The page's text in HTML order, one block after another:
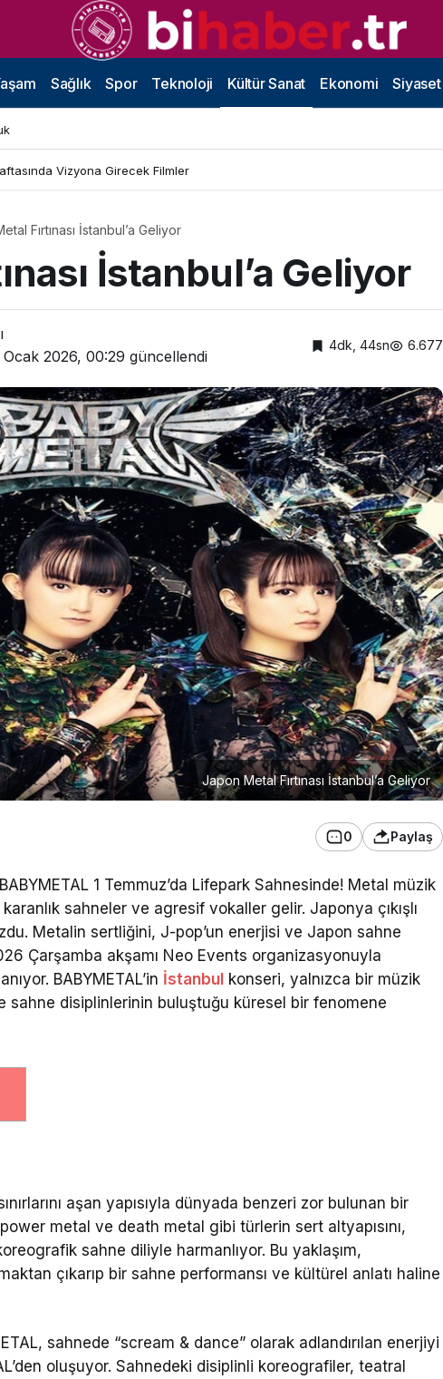
Sağlık Spor Teknoloji Kültür Sanat Ekonomi Siyaset
Vizyona Girecek Filmler
Fırtınası İstanbul’a Geliyor
İstanbul’a Geliyor
Ocak 2026, 00:29 güncellendi
4dk, 44sn 6.677
Japon Metal Fırtınası İstanbul’a Geliyor
0 Paylaş
1 Temmuz’da Lifepark Sahnesinde! Metal müzik
sahneler ve agresif vokaller gelir. Japonya çıkışlı
Metalin sertliğini, J-pop’un enerjisi ve Japon sahne
Çarşamba akşamı Neo Events organizasyonuyla
BABYMETAL’in İstanbul konseri, yalnızca bir müzik
sahne disiplinlerinin buluştuğu küresel bir fenomene
aşan yapısıyla dünyada benzeri zor bulunan bir
metal ve death metal gibi türlerin sert altyapısını,
sahne diliyle harmanlıyor. Bu yaklaşım,
çıkarıp bir sahne performansı ve kültürel anlatı haline
sahnede “scream & dance” olarak adlandırılan enerjiyi
oluşuyor. Sahnedeki disiplinli koreografiler, teatral